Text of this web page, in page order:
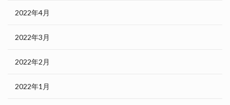
2022年4月
2022年3月
2022年2月
2022年1月